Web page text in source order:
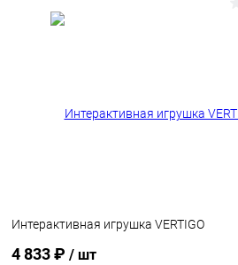
Интерактивная игрушка VERTIGO
4 833 ₽ / шт